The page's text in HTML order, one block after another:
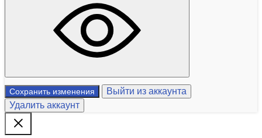
Сохранить изменения
Выйти из аккаунта
Удалить аккаунт